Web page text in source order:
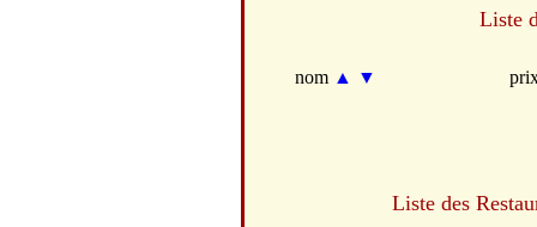
Liste
nom ▲ ▼
Liste des